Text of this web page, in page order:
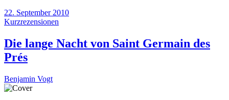
22. September 2010
Kurzrezensionen
Die lange Nacht von Saint Germain des
Prés
Benjamin Vogt